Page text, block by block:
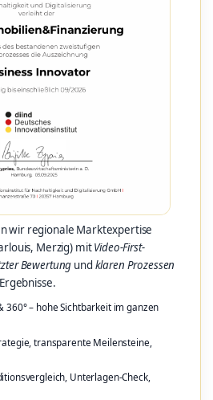
wir regionale Marktexpertise
Merzig) mitVideo-First-
Bewertung und klaren Prozessen
360° – hohe Sichtbarkeit im ganzen
transparente Meilensteine,
Unterlagen-Check,